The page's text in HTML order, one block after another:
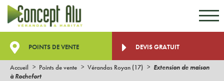
POINTS DE VENTE DEVIS GRATUIT
Accueil Points de vente Vérandas Royan (17)
Extension de maison
à Rochefort